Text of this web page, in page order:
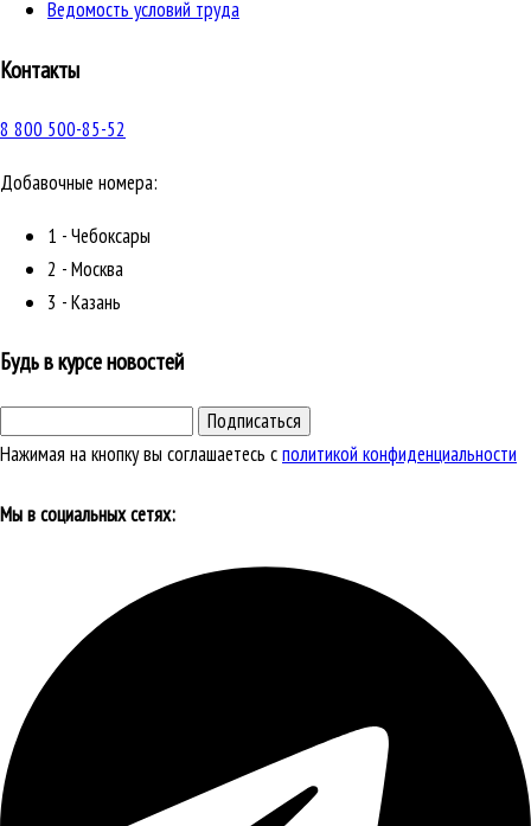
Ведомость условий труда
Контакты
8 800 500-85-52
Добавочные номера:
1 - Чебоксары
2 - Москва
3 - Казань
Будь в курсе новостей
Подписаться
Нажимая на кнопку вы соглашаетесь сполитикой конфиденциальности
Мы в социальных сетях: